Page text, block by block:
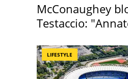
McConaughey
Testaccio:
LIFESTYLE